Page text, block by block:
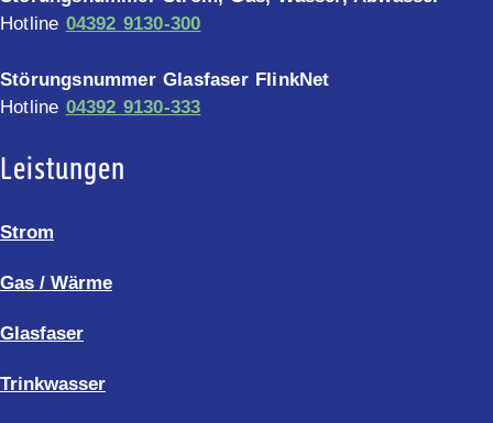
Hotline 04392 9130-300
Störungsnummer Glasfaser FlinkNet
Hotline 04392 9130-333
Leistungen
Strom
Gas / Wärme
Glasfaser
Trinkwasser